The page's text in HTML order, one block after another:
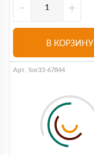
- +
В КОРЗИНУ
Арт. Sor33-67844